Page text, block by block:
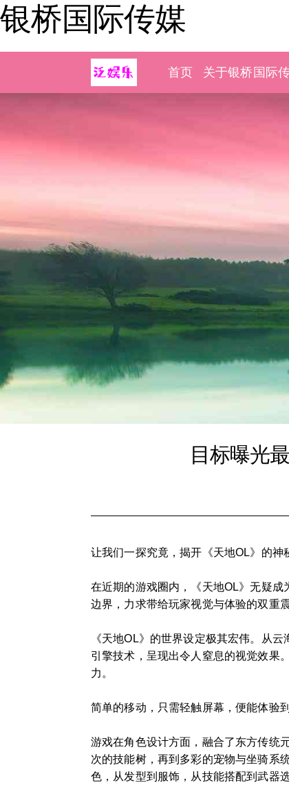
银桥国际传媒
首页 关于银桥国际
目标曝光
让我们一探究竟，揭开《天地OL》的神
在近期的游戏圈内，《天地OL》无疑
边界，力求带给玩家视觉与体验的双重
《天地OL》的世界设定极其宏伟。从
引擎技术，呈现出令人窒息的视觉效果
力。
简单的移动，只需轻触屏幕，便能体验
游戏在角色设计方面，融合了东方传统
次的技能树，再到多彩的宠物与坐骑系
色，从发型到服饰，从技能搭配到武器